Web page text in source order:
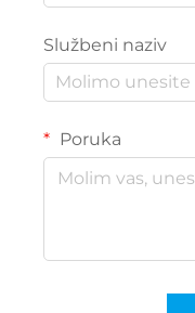
Službeni naziv
Poruka